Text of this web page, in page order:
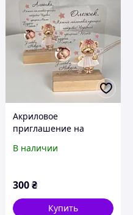
Акриловое
приглашение на
с именами и датой в
В наличии
300₴
Купить